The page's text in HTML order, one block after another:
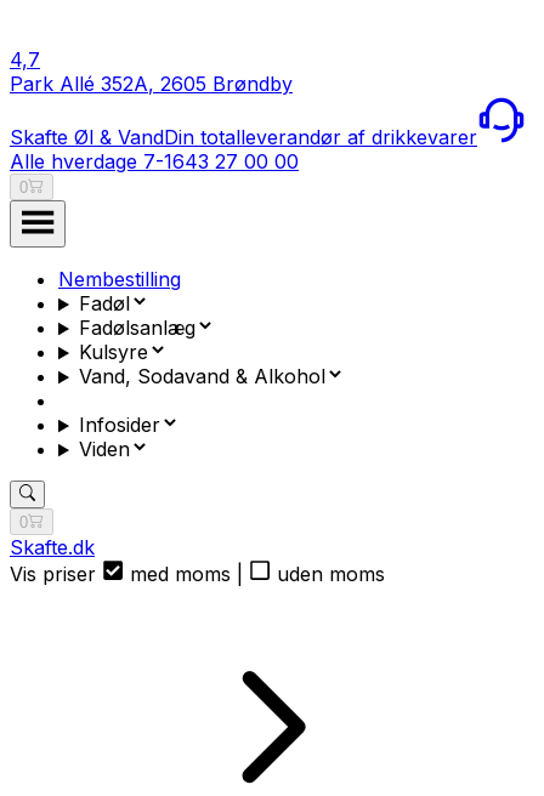
4,7
Park Allé 352A, 2605 Brøndby
Skafte Øl & VandDin totalleverandør af drikkevarer
Alle hverdage 7-1643 27 00 00
0
Nembestilling
Fadøl
Fadølsanlæg
Kulsyre
Vand, Sodavand & Alkohol
Infosider
Viden
0
Skafte.dk
Vis priser
med moms uden moms